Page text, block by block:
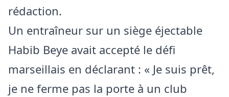
rédaction.
Un entraîneur sur un siège éjectable
Habib Beye avait accepté le défi
marseillais en déclarant : « Je suis prêt,
je ne ferme pas la porte à un club